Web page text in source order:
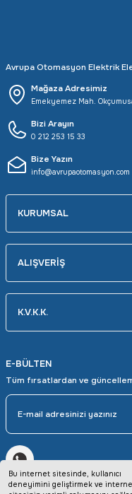
Bu internet sitesinde, kullanıcı
deneyimini geliştirmek ve
Avrupa Otomasyon Elektrik
Mağaza Adresimiz
Emekyemez Mah.
Bizi Arayın
0 212 253 15 33
Bize Yazın
info@avrupaotomasyon.com
KURUMSAL
ALIŞVERİŞ
K.V.K.K.
E-BÜLTEN
Tüm fırsatlardan ve
Copyright © 2025